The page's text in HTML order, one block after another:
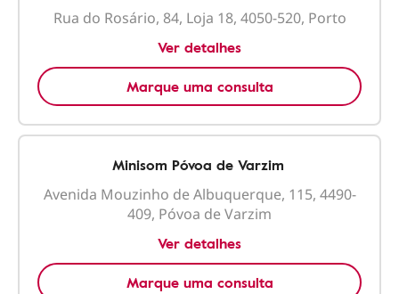
Rua do Rosário, 84, Loja 18, 4050-520, Porto
Ver detalhes
Marque uma consulta
Minisom Póvoa de Varzim
Avenida Mouzinho de Albuquerque, 115, 4490-
409, Póvoa de Varzim
Ver detalhes
Marque uma consulta